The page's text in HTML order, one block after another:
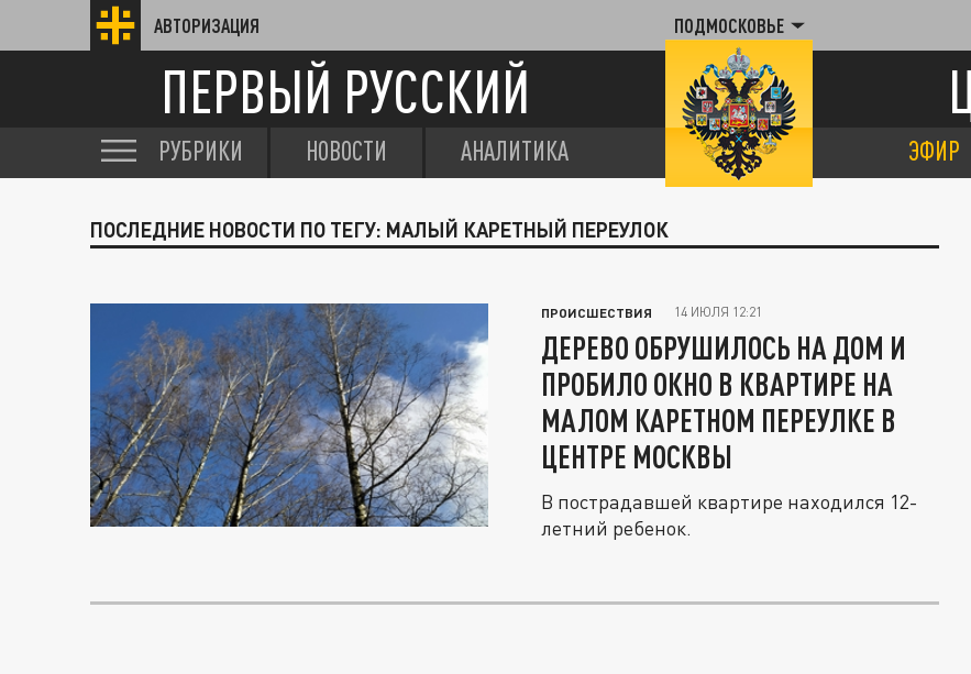
АВТОРИЗАЦИЯ ПОДМОСКОВЬЕ
ПЕРВЫЙ РУССКИЙ
РУБРИКИ НОВОСТИ АНАЛИТИКА ЭФИР
ПОСЛЕДНИЕ НОВОСТИ ПО ТЕГУ: МАЛЫЙ КАРЕТНЫЙ ПЕРЕУЛОК
ПРОИСШЕСТВИЯ 14 ИЮЛЯ 12:21
ДЕРЕВО ОБРУШИЛОСЬ НА ДОМ И
ПРОБИЛО ОКНО В КВАРТИРЕ НА
МАЛОМ КАРЕТНОМ ПЕРЕУЛКЕ В
ЦЕНТРЕ МОСКВЫ
В пострадавшей квартире находился 12-
летний ребенок.